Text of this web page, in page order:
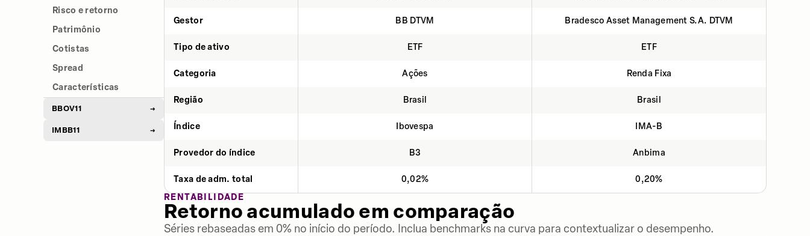
Risco e retorno
Patrimônio
Cotistas
Spread
Características
BBOV11 →
IMBB11 →
Gestor BB DTVM Bradesco Asset Management S.A. DTVM
Tipo de ativo ETF ETF
Categoria Ações Renda Fixa
Região Brasil Brasil
Índice Ibovespa IMA-B
Provedor do índice B3 Anbima
Taxa de adm. total 0,02%
0,20%
RENTABILIDADE
Retorno acumulado em comparação
Séries rebaseadas em 0% no início do período. Inclua benchmarks na curva para contextualizar o desempenho.